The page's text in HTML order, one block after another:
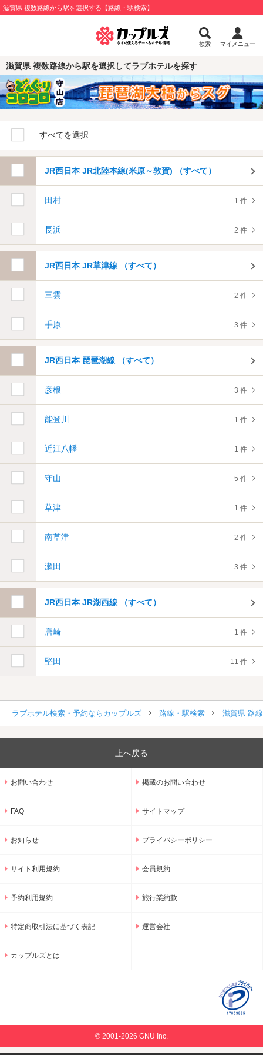
滋賀県 複数路線から駅を選択する【路線・駅検索】
検索 マイメニュー
滋賀県 複数路線から駅を選択してラブホテルを探す
すべてを選択
JR西日本 JR北陸本線(米原～敦賀) （すべて）
田村 1 件
長浜 2 件
JR西日本 JR草津線 （すべて）
三雲 2 件
手原 3 件
JR西日本 琵琶湖線 （すべて）
彦根 3 件
能登川 1 件
近江八幡 1 件
守山 5 件
草津 1 件
南草津 2 件
瀬田 3 件
JR西日本 JR湖西線 （すべて）
唐崎 1 件
堅田 11 件
ラブホテル検索・予約ならカップルズ 路線・駅検索 滋賀県 路
上へ戻る
お問い合わせ 掲載のお問い合わせ
FAQ サイトマップ
お知らせ プライバシーポリシー
サイト利用規約 会員規約
予約利用規約 旅行業約款
特定商取引法に基づく表記 運営会社
カップルズとは
© 2001-2026 GNU Inc.